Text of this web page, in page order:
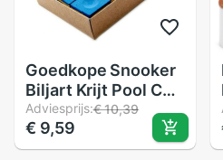
Goedkope Snooker
Biljart Krijt Pool Cue
Stick Biljart No-Slip
Krijt Indoor Sport
Accessoires
Adviesprijs:€ 10,39
€ 9,59